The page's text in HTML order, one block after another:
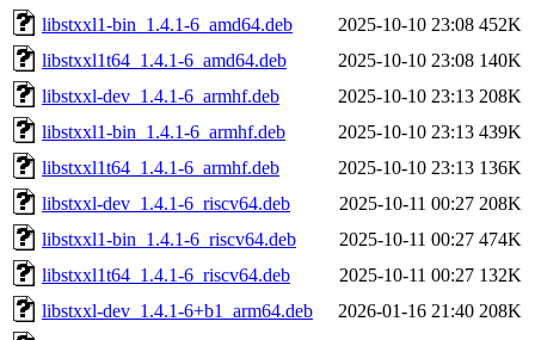
libstxxl1-bin_1.4.1-6_amd64.deb
2025-10-10 23:08 452K
libstxxl1t64_1.4.1-6_amd64.deb
2025-10-10 23:08 140K
libstxxl-dev_1.4.1-6_armhf.deb
2025-10-10 23:13 208K
libstxxl1-bin_1.4.1-6_armhf.deb
2025-10-10 23:13 439K
libstxxl1t64_1.4.1-6_armhf.deb
2025-10-10 23:13 136K
libstxxl-dev_1.4.1-6_riscv64.deb
2025-10-11 00:27 208K
libstxxl1-bin_1.4.1-6_riscv64.deb
2025-10-11 00:27 474K
libstxxl1t64_1.4.1-6_riscv64.deb
2025-10-11 00:27 132K
libstxxl-dev_1.4.1-6+b1_arm64.deb
2026-01-16 21:40 208K